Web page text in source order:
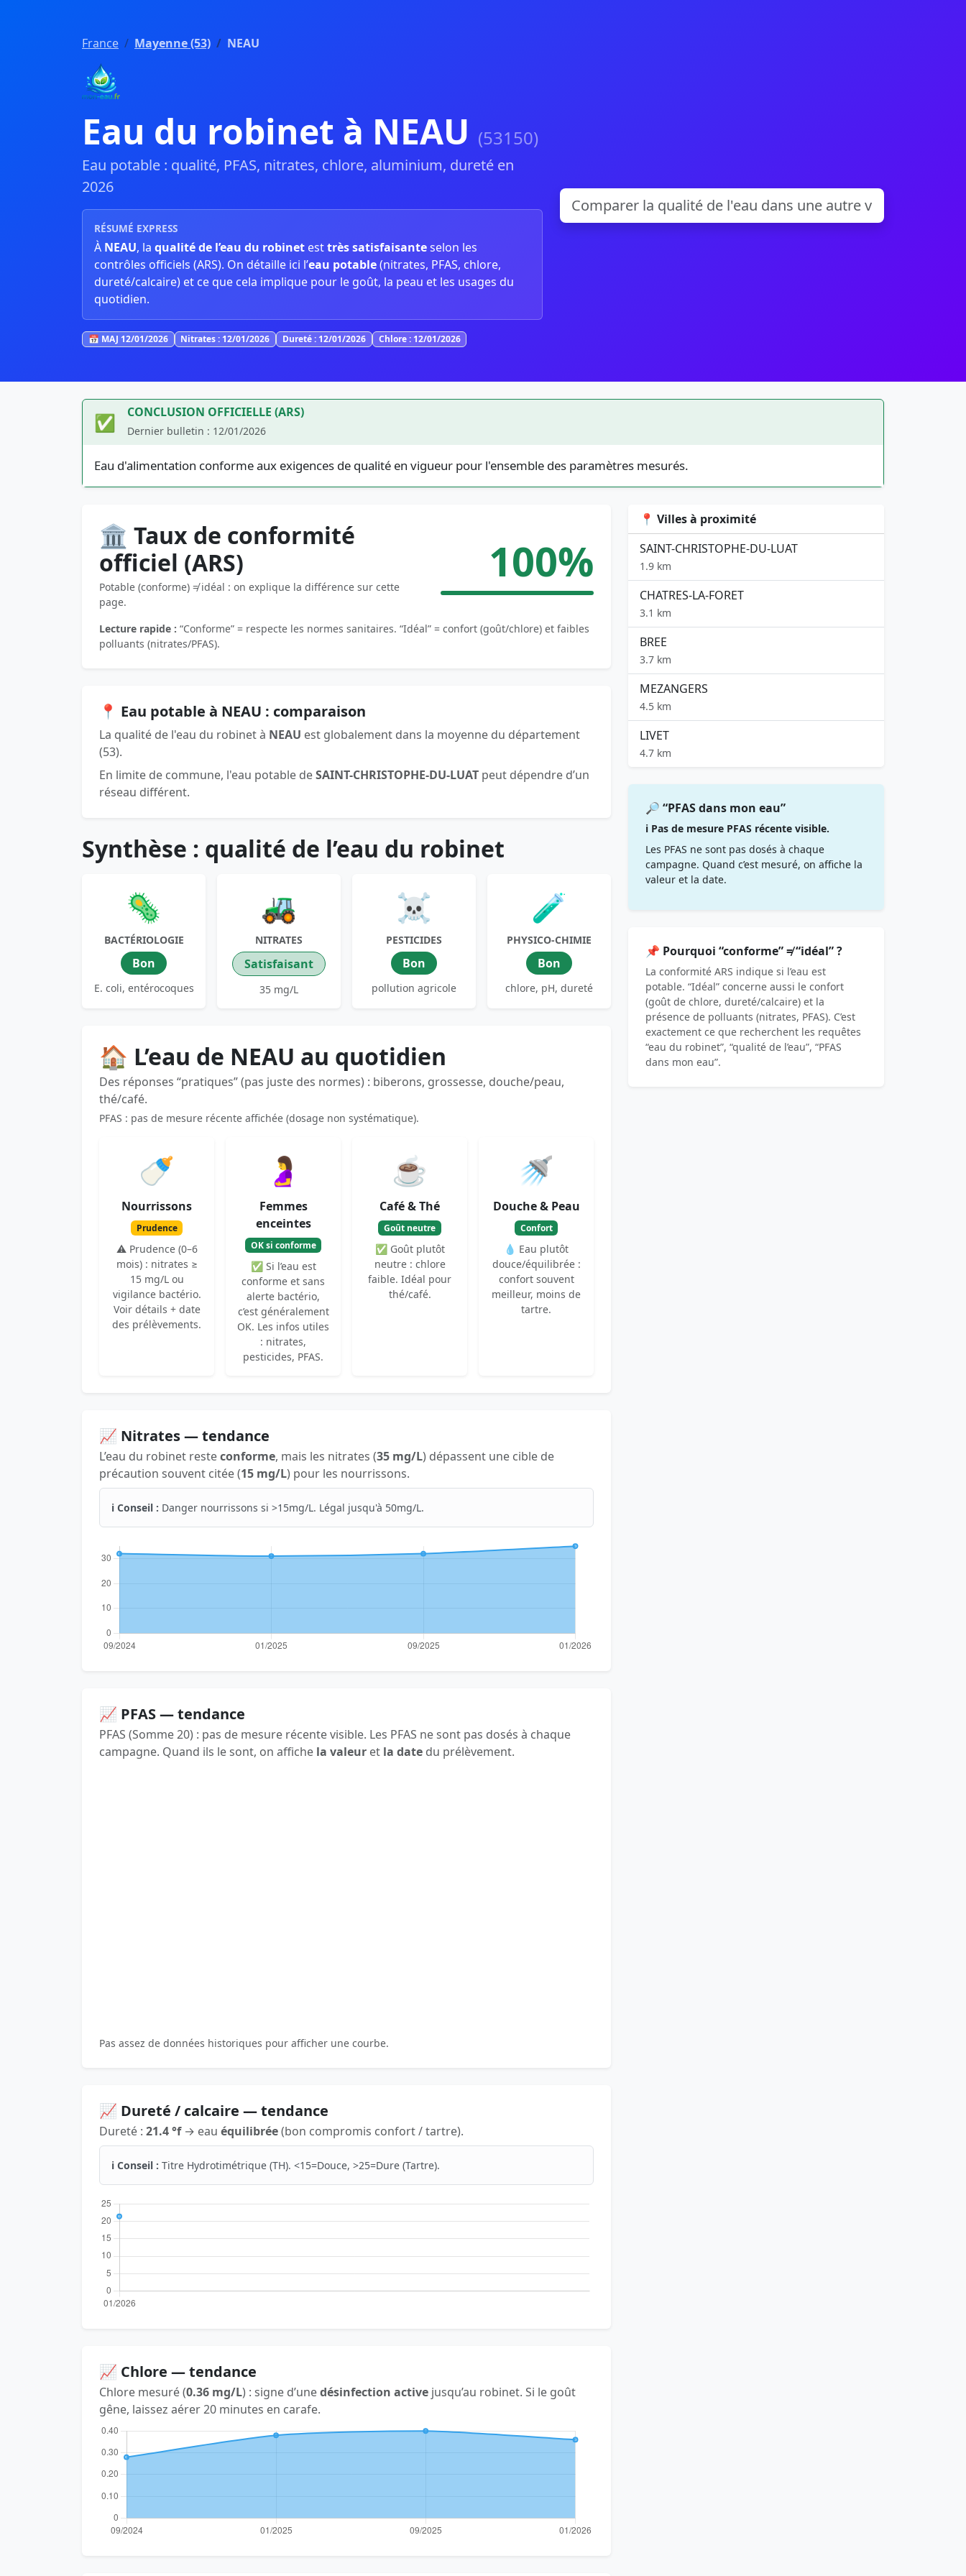
France Mayenne (53) NEAU
Eau du robinet à NEAU (53150)
Eau potable : qualité, PFAS, nitrates, chlore, aluminium, dureté en
2026
RÉSUMÉ EXPRESS
À NEAU, la qualité de l’eau du robinet esttrès satisfaisanteselon les
contrôles officiels (ARS). On détaille ici l’eau potable(nitrates, PFAS, chlore,
dureté/calcaire) et ce que cela implique pour le goût, la peau et les usages du
quotidien.
📅 MAJ 12/01/2026 Nitrates : 12/01/2026 Dureté : 12/01/2026 Chlore : 12/01/2026
✅ CONCLUSION OFFICIELLE (ARS)
Dernier bulletin : 12/01/2026
Eau d'alimentation conforme aux exigences de qualité en vigueur pour l'ensemble des paramètres mesurés.
🏛️ Taux de conformité
officiel (ARS)
Potable (conforme) ≠ idéal : on explique la différence sur cette
page.
100%
Lecture rapide : “Conforme” = respecte les normes sanitaires. “Idéal” = confort (goût/chlore) et faibles
polluants (nitrates/PFAS).
📍 Eau potable à NEAU : comparaison
La qualité de l'eau du robinet à NEAU est globalement dans la moyenne du département
(53).
En limite de commune, l'eau potable deSAINT-CHRISTOPHE-DU-LUAT peut dépendre d’un
réseau différent.
Synthèse : qualité de l’eau du robinet
🦠
BACTÉRIOLOGIE
Bon
E. coli, entérocoques
🚜
NITRATES
Satisfaisant
35 mg/L
☠️
PESTICIDES
Bon
pollution agricole
🧪
PHYSICO-CHIMIE
Bon
chlore, pH, dureté
🏠 L’eau de NEAU au quotidien
Des réponses “pratiques” (pas juste des normes) : biberons, grossesse, douche/peau,
thé/café.
PFAS : pas de mesure récente affichée (dosage non systématique).
🍼
Nourrissons
Prudence
⚠️ Prudence (0–6
mois) : nitrates ≥
15 mg/L ou
vigilance bactério.
Voir détails + date
des prélèvements.
🤰
Femmes
enceintes
OK si conforme
✅ Si l’eau est
conforme et sans
alerte bactério,
c’est généralement
OK. Les infos utiles
: nitrates,
pesticides, PFAS.
☕
Café & Thé
Goût neutre
✅ Goût plutôt
neutre : chlore
faible. Idéal pour
thé/café.
🚿
Douche & Peau
Confort
💧 Eau plutôt
douce/équilibrée :
confort souvent
meilleur, moins de
tartre.
📈 Nitrates — tendance
L’eau du robinet resteconforme, mais les nitrates (35 mg/L) dépassent une cible de
précaution souvent citée (15 mg/L) pour les nourrissons.
ℹ️ Conseil : Danger nourrissons si >15mg/L. Légal jusqu'à 50mg/L.
📈 PFAS — tendance
PFAS (Somme 20) : pas de mesure récente visible. Les PFAS ne sont pas dosés à chaque
campagne. Quand ils le sont, on affiche la valeur et la date du prélèvement.
Pas assez de données historiques pour afficher une courbe.
📈 Dureté / calcaire — tendance
Dureté : 21.4 °f→ eau équilibrée(bon compromis confort / tartre).
ℹ️ Conseil : Titre Hydrotimétrique (TH). <15=Douce, >25=Dure (Tartre).
📈 Chlore — tendance
Chlore mesuré (0.36 mg/L) : signe d’unedésinfection active jusqu’au robinet. Si le goût
gêne, laissez aérer 20 minutes en carafe.
📍 Villes à proximité
SAINT-CHRISTOPHE-DU-LUAT
1.9 km
CHATRES-LA-FORET
3.1 km
BREE
3.7 km
MEZANGERS
4.5 km
LIVET
4.7 km
🔎 “PFAS dans mon eau”
ℹ️ Pas de mesure PFAS récente visible.
Les PFAS ne sont pas dosés à chaque
campagne. Quand c’est mesuré, on affiche la
valeur et la date.
📌 Pourquoi “conforme” ≠ “idéal” ?
La conformité ARS indique si l’eau est
potable. “Idéal” concerne aussi le confort
(goût de chlore, dureté/calcaire) et la
présence de polluants (nitrates, PFAS). C’est
exactement ce que recherchent les requêtes
“eau du robinet”, “qualité de l’eau”, “PFAS
dans mon eau”.